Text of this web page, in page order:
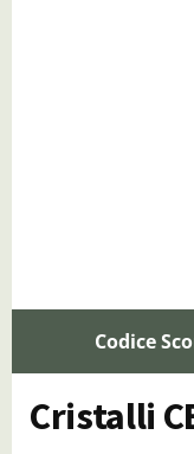
Codice
Cristalli